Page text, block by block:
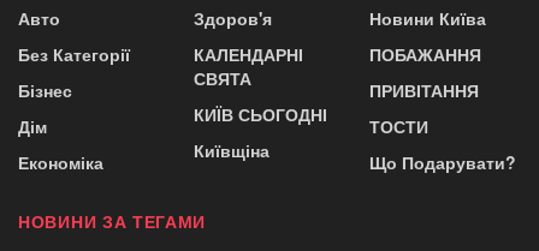
Авто
Без Категорії
Бізнес
Дім
Економіка
Здоров'я
КАЛЕНДАРНІ
СВЯТА
КИЇВ СЬОГОДНІ
Київщіна
Новини Київа
ПОБАЖАННЯ
ПРИВІТАННЯ
ТОСТИ
Що Подарувати?
НОВИНИ ЗА ТЕГАМИ